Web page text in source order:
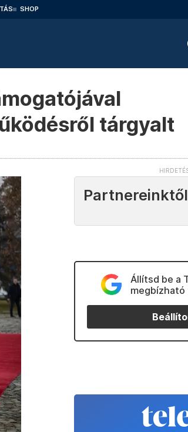
SHOP
tárgyalt
Partnereinktől
Állítsd be a
megbízható